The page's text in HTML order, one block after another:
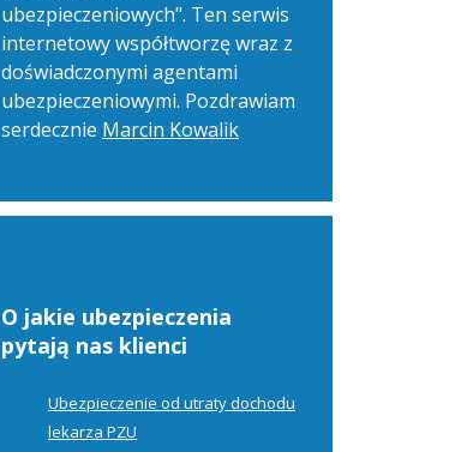
ubezpieczeniowych". Ten serwis
internetowy współtworzę wraz z
doświadczonymi agentami
ubezpieczeniowymi. Pozdrawiam
serdecznie Marcin Kowalik
O jakie ubezpieczenia
pytają nas klienci
Ubezpieczenie od utraty dochodu
lekarza PZU